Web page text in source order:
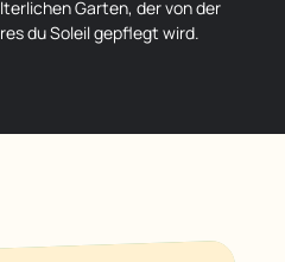
Garten, der von der
du Soleil gepflegt wird.